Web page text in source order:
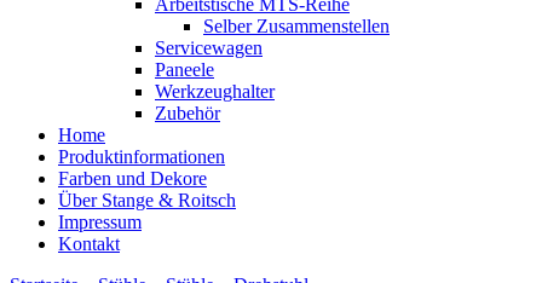
Selber Zusammenstellen
Servicewagen
Paneele
Werkzeughalter
Zubehör
Home
Produktinformationen
Farben und Dekore
Über Stange & Roitsch
Impressum
Kontakt